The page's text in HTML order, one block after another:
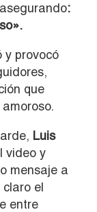
:
y provocó
que
Luis
video y
mensaje a
el
entre